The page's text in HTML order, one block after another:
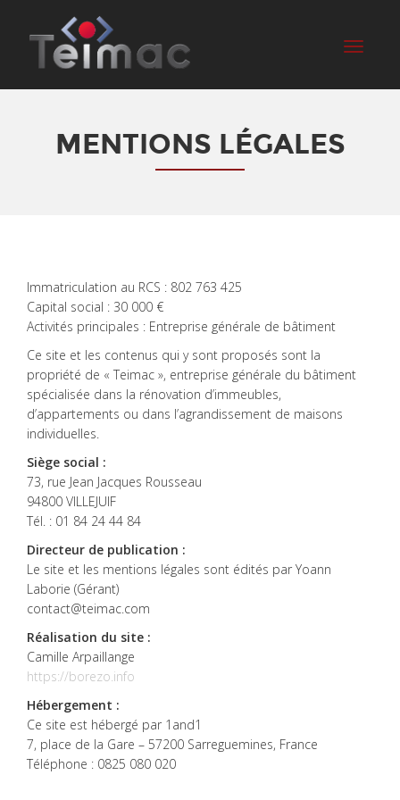
Toggle
MENTIONS LÉGALES
Immatriculation au RCS : 802 763 425
Capital social : 30 000 €
Activités principales : Entreprise générale de bâtiment
Ce site et les contenus qui y sont proposés sont la
propriété de « Teimac », entreprise générale du bâtiment
spécialisée dans la rénovation d’immeubles,
d’appartements ou dans l’agrandissement de maisons
individuelles.
Siège social :
73, rue Jean Jacques Rousseau
94800 VILLEJUIF
Tél. : 01 84 24 44 84
Directeur de publication :
Le site et les mentions légales sont édités par Yoann
Laborie (Gérant)
contact@teimac.com
Réalisation du site :
Camille Arpaillange
https://borezo.info
Hébergement :
Ce site est hébergé par 1and1
7, place de la Gare – 57200 Sarreguemines, France
Téléphone : 0825 080 020